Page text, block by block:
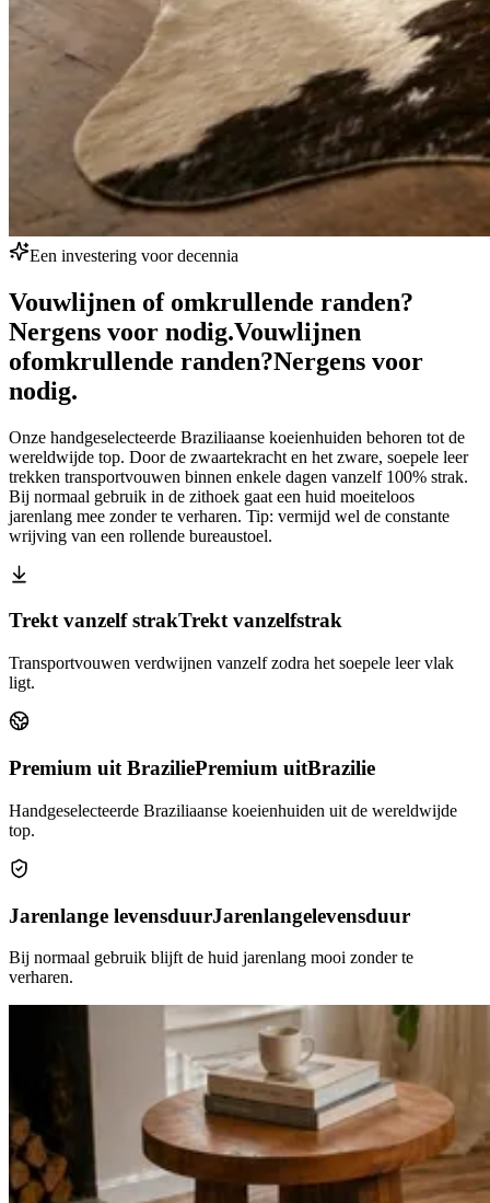
Een investering voor decennia
Vouwlijnen of omkrullende randen?
Nergens voor nodig.Vouwlijnen
ofomkrullende randen?Nergens voor
nodig.
Onze handgeselecteerde Braziliaanse koeienhuiden behoren tot de
wereldwijde top. Door de zwaartekracht en het zware, soepele leer
trekken transportvouwen binnen enkele dagen vanzelf 100% strak.
Bij normaal gebruik in de zithoek gaat een huid moeiteloos
jarenlang mee zonder te verharen. Tip: vermijd wel de constante
wrijving van een rollende bureaustoel.
Trekt vanzelf strakTrekt vanzelfstrak
Transportvouwen verdwijnen vanzelf zodra het soepele leer vlak
ligt.
Premium uit BraziliePremium uitBrazilie
Handgeselecteerde Braziliaanse koeienhuiden uit de wereldwijde
top.
Jarenlange levensduurJarenlangelevensduur
Bij normaal gebruik blijft de huid jarenlang mooi zonder te
verharen.